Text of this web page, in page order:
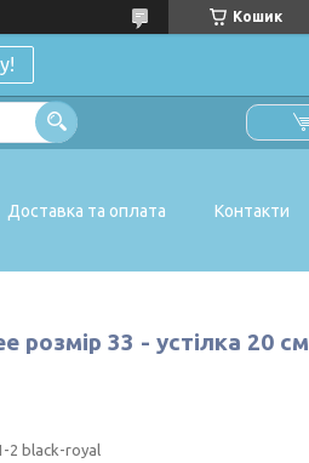
Кошик
Доставка та оплата Контакти
розмір 33 - устілка 20 см
2 black-royal